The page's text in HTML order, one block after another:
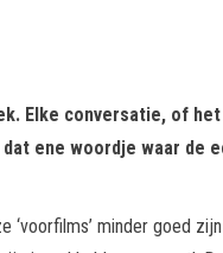
Elke conversatie, of
ene woordje waar de
minder goed